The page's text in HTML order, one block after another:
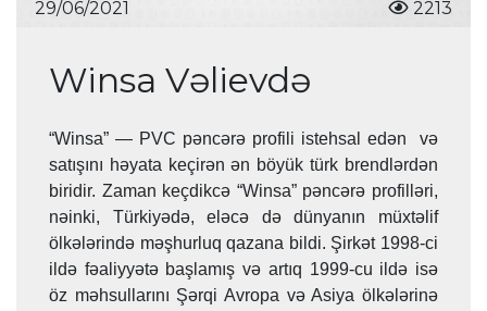
2213
29/06/2021
Winsa Vəlievdə
“Winsa” — PVC pəncərə profili istehsal edən və
satışını həyata keçirən ən böyük türk brendlərdən
biridir. Zaman keçdikcə “Winsa” pəncərə profilləri,
nəinki, Türkiyədə, eləcə də dünyanın müxtəlif
ölkələrində məşhurluq qazana bildi. Şirkət 1998-ci
ildə fəaliyyətə başlamış və artıq 1999-cu ildə isə
öz məhsullarını Şərqi Avropa və Asiya ölkələrinə